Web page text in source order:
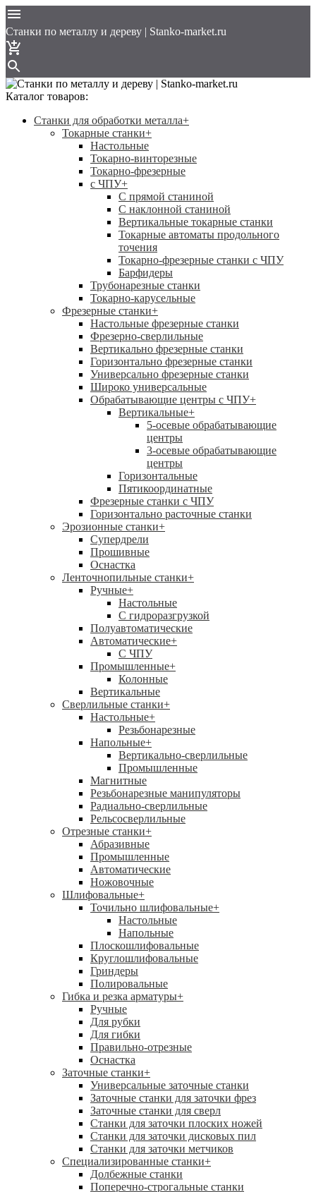
Cтанки по металлу и дереву | Stanko-market.ru
Каталог товаров:
Станки для обработки металла+
Токарные станки+
Настольные
Токарно-винторезные
Токарно-фрезерные
с ЧПУ+
С прямой станиной
C наклонной станиной
Вертикальные токарные станки
Токарные автоматы продольного
точения
Токарно-фрезерные станки с ЧПУ
Барфидеры
Трубонарезные станки
Токарно-карусельные
Фрезерные станки+
Настольные фрезерные станки
Фрезерно-сверлильные
Вертикально фрезерные станки
Горизонтально фрезерные станки
Универсально фрезерные станки
Широко универсальные
Обрабатывающие центры с ЧПУ+
Вертикальные+
5-осевые обрабатывающие
центры
3-осевые обрабатывающие
центры
Горизонтальные
Пятикоординатные
Фрезерные станки с ЧПУ
Горизонтально расточные станки
Эрозионные станки+
Супердрели
Прошивные
Оснастка
Ленточнопильные станки+
Ручные+
Настольные
С гидроразгрузкой
Полуавтоматические
Автоматические+
С ЧПУ
Промышленные+
Колонные
Вертикальные
Сверлильные станки+
Настольные+
Резьбонарезные
Напольные+
Вертикально-сверлильные
Промышленные
Магнитные
Резьбонарезные манипуляторы
Радиально-сверлильные
Рельсосверлильные
Отрезные станки+
Абразивные
Промышленные
Автоматические
Ножовочные
Шлифовальные+
Точильно шлифовальные+
Настольные
Напольные
Плоскошлифовальные
Круглошлифовальные
Гриндеры
Полировальные
Гибка и резка арматуры+
Ручные
Для рубки
Для гибки
Правильно-отрезные
Оснастка
Заточные станки+
Универсальные заточные станки
Заточные станки для заточки фрез
Заточные станки для сверл
Станки для заточки плоских ножей
Станки для заточки дисковых пил
Станки для заточки метчиков
Специализированные станки+
Долбежные станки
Поперечно-строгальные станки